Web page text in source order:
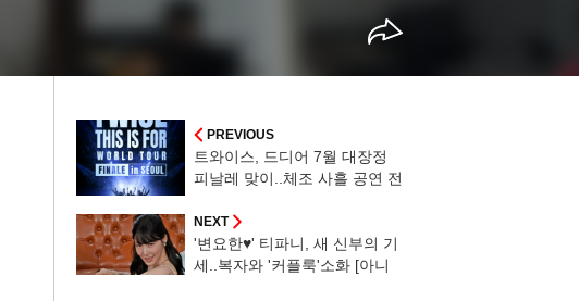
PREVIOUS
트와이스, 드디어 7월 대장정
피날레 맞이..체조 사흘 공연 전
NEXT
'변요한♥' 티파니, 새 신부의 기
세..복자와 '커플룩'소화 [아니